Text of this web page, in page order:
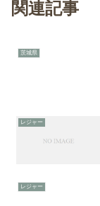
関連記事
茨城県
レジャー
レジャー